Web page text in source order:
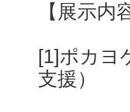
【展示内
[1]ポカヨ
支援）